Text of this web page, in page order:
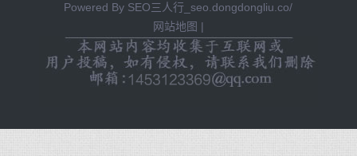
Powered By SEO三人行_seo.dongdongliu.co/
网站地图 |